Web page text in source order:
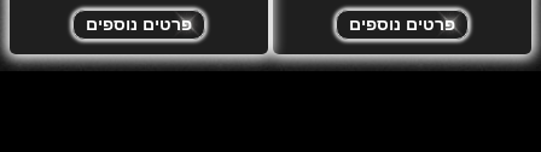
פרטים נוספים פרטים נוספים